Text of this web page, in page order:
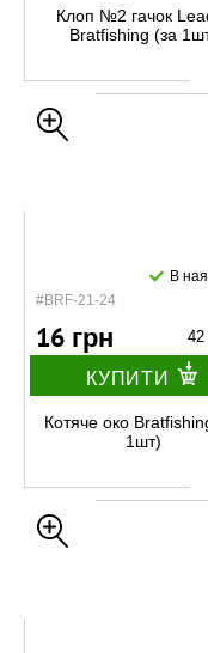
Клоп №2 гачок
Bratfishing (за
#BRF-21-24
В
16 грн 42
КУПИТИ
Котяче око
1шт)